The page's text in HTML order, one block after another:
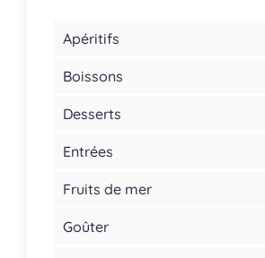
Apéritifs
Boissons
Desserts
Entrées
Fruits de mer
Goûter